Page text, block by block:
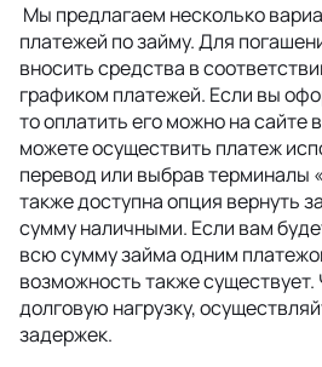
Мы предлагаем несколько
платежей по займу. Для
вносить средства в
графиком платежей. Если вы
то оплатить его можно на сайте
можете осуществить платеж
перевод или выбрав терминалы
также доступна опция вернуть
сумму наличными. Если вам
всю сумму займа одним
возможность также
долговую нагрузку,
задержек.